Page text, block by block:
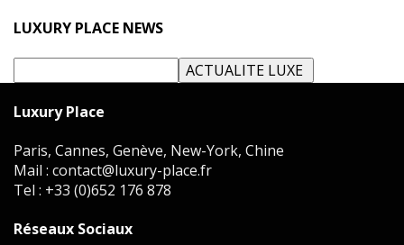
LUXURY PLACE NEWS
Luxury Place
Paris, Cannes, Genève, New-York, Chine
Mail : contact@luxury-place.fr
Tel : +33 (0)652 176 878
Réseaux Sociaux